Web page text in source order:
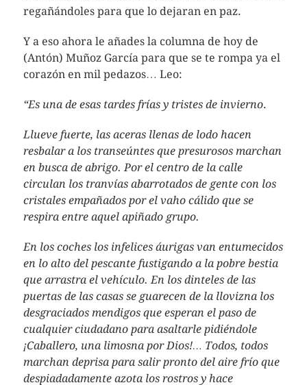
regañándoles para que lo dejaran en paz.
Y a eso ahora le añades la columna de hoy de
(Antón) Muñoz García para que se te rompa ya el
corazón en mil pedazos… Leo:
“Es una de esas tardes frías y tristes de invierno.
Llueve fuerte, las aceras llenas de lodo hacen
resbalar a los transeúntes que presurosos marchan
en busca de abrigo. Por el centro de la calle
circulan los tranvías abarrotados de gente con los
cristales empañados por el vaho cálido que se
respira entre aquel apiñado grupo.
En los coches los infelices áurigas van entumecidos
en lo alto del pescante fustigando a la pobre bestia
que arrastra el vehículo. En los dinteles de las
puertas de las casas se guarecen de la llovizna los
desgraciados mendigos que esperan el paso de
cualquier ciudadano para asaltarle pidiéndole
¡Caballero, una limosna por Dios!… Todos, todos
marchan deprisa para salir pronto del aire frío que
despiadadamente azota los rostros y hace